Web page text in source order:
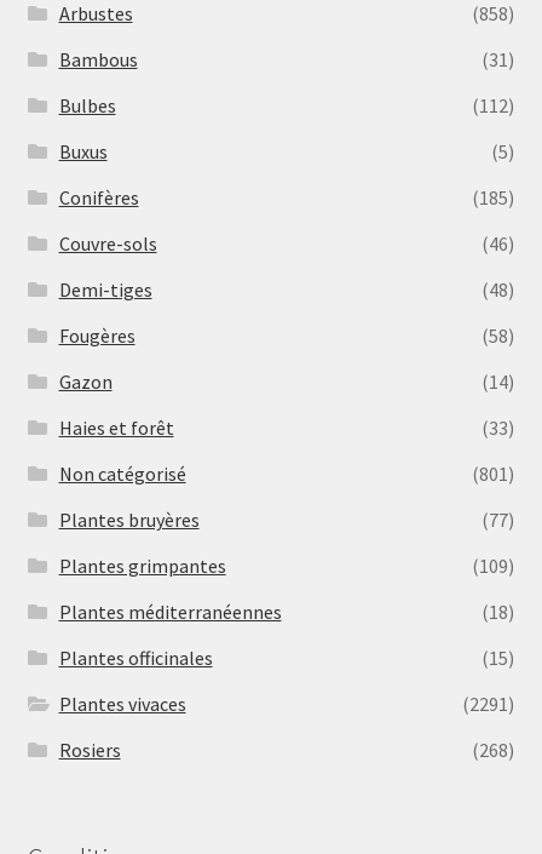
Arbustes
(858)
Bambous
(31)
Bulbes
(112)
Buxus
(5)
Conifères
(185)
Couvre-sols
(46)
Demi-tiges
(48)
Fougères
(58)
Gazon
(14)
Haies et forêt
(33)
Non catégorisé
(801)
Plantes bruyères
(77)
Plantes grimpantes
(109)
Plantes méditerranéennes
(18)
Plantes officinales
(15)
Plantes vivaces
(2291)
Rosiers
(268)